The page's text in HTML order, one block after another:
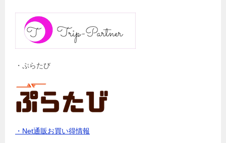
・ぷらたび
・Net通販お買い得情報